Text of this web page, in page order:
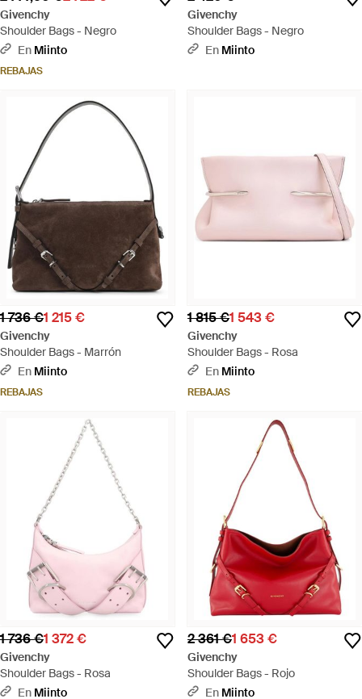
Givenchy
Shoulder Bags - Negro
En Miinto
REBAJAS
Givenchy
Shoulder Bags - Negro
En Miinto
1 736 €1 215 €
Givenchy
Shoulder Bags - Marrón
En Miinto
REBAJAS
1 815 €1 543 €
Givenchy
Shoulder Bags - Rosa
En Miinto
REBAJAS
1 736 €1 372 €
Givenchy
Shoulder Bags - Rosa
En Miinto
2 361 €1 653 €
Givenchy
Shoulder Bags - Rojo
En Miinto